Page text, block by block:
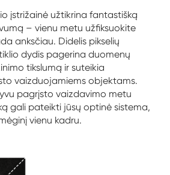
įstrižainė užtikrina fantastišką
– vienu metu užfiksuokite
anksčiau. Didelis pikselių
dydis pagerina duomenų
tikslumą ir suteikia
vaizduojamiems objektams.
pagrįsto vaizdavimo metu
gali pateikti jūsų optinė sistema,
vienu kadru.